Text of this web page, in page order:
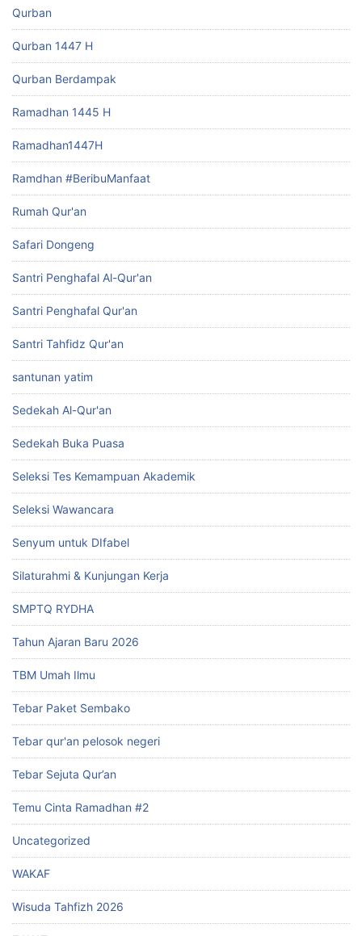
Qurban
Qurban 1447 H
Qurban Berdampak
Ramadhan 1445 H
Ramadhan1447H
Ramdhan #BeribuManfaat
Rumah Qur'an
Safari Dongeng
Santri Penghafal Al-Qur'an
Santri Penghafal Qur'an
Santri Tahfidz Qur'an
santunan yatim
Sedekah Al-Qur'an
Sedekah Buka Puasa
Seleksi Tes Kemampuan Akademik
Seleksi Wawancara
Senyum untuk DIfabel
Silaturahmi & Kunjungan Kerja
SMPTQ RYDHA
Tahun Ajaran Baru 2026
TBM Umah Ilmu
Tebar Paket Sembako
Tebar qur'an pelosok negeri
Tebar Sejuta Qur’an
Temu Cinta Ramadhan #2
Uncategorized
WAKAF
Wisuda Tahfizh 2026